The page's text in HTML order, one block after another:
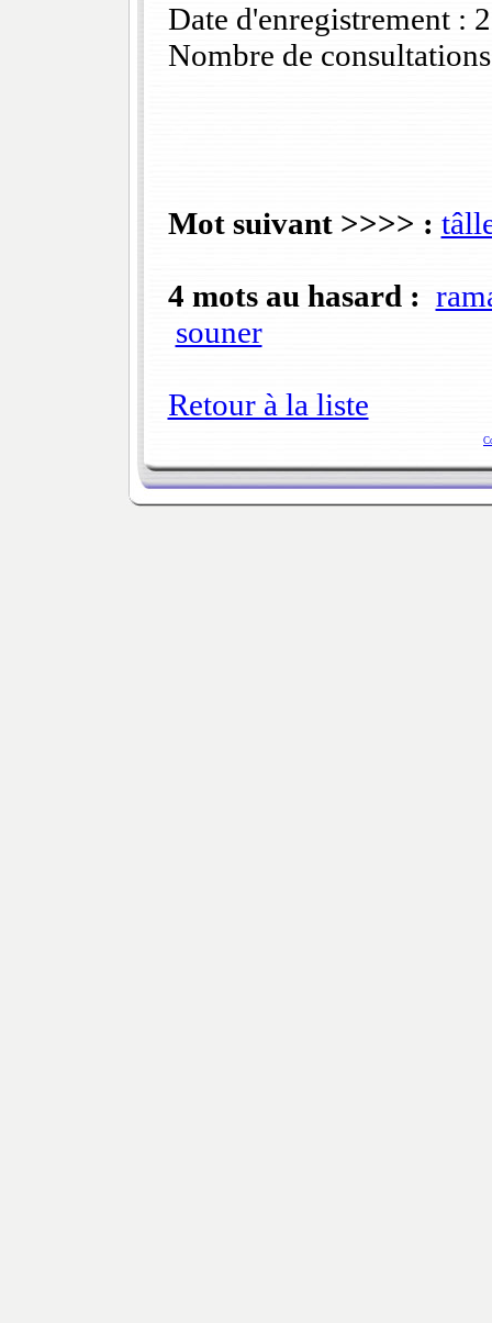
Date d'enregistrement :
Nombre de
Mot suivant >>>> :
4 mots au hasard :
souner
Retour à la liste